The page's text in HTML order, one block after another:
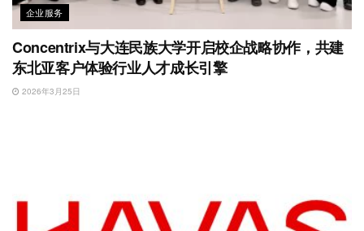
企业服务
Concentrix与大连民族大学开启校企战略协作，共建
东北亚客户体验行业人才成长引擎
2026年3月25日